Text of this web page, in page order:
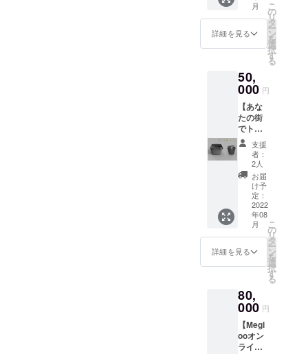
や、お
召し上
がる場
にその
旨を記
載下さ
い。 ※
原材料
及び添
加物等
の食品
表示は
お届け
商品の
ラベル
に表記
されま
す。 ※
の写真
は現状
器
1000ml
です
が、こ
れが新
後、
HATSU
鎌倉
分）へ
行き、
Megloo
でラン
チ会を
実施し
ます。
Megloo
ランチ
代（一
名様
分）
※2022
年5月に
ご案内
のメー
きま
す。 ※
ランチ
会は、
2022年
5月〜
パック
です。
ごみゼ
ロを
（5300
ありが
とうご
ざいま
すパッ
クに加
えて、
・
Megloo
非公開
Slackコ
ミュニ
ティへ
のご招
待 ・メ
イン容
器 ２
つ（二
、電子
レンジ/
食洗機
対応）
・カッ
プ容
月
詳細を見る
こ
の
リ
タ
ー
ン
を
選
択
す
る
50,
000 円
【あな
たの街
でトラ
イアル
パッ
ク】
Megloo
導入し
ていな
い地域
にて、
トライ
アル実
施応援
パック
です。
ン容
器 10
個（二
段式、
容量約
800ml
支援
者：
2人
お届
け予
定：
2022
年08
月
詳細を見る
こ
の
リ
タ
ー
ン
を
選
択
す
る
80,
000 円
【Megl
ooオン
ライン